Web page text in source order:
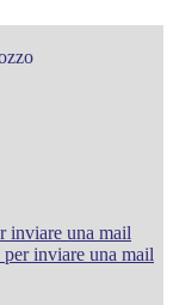
inviare una mail
inviare una mail